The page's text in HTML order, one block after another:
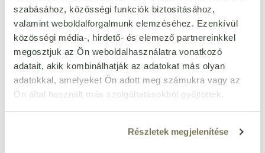
szabásához, közösségi funkciók biztosításához,
valamint weboldalforgalmunk elemzéséhez. Ezenkívül
közösségi média-, hirdető- és elemező partnereinkkel
megosztjuk az Ön weboldalhasználatra vonatkozó
adatait, akik kombinálhatják az adatokat más olyan
adatokkal, amelyeket Ön adott meg számukra vagy az
Ön által használt más szolgáltatásokból gyűjtöttek.
Részletek megjelenítése
nem leszel éhes fél óra múlva.
- Támogatja az izmaidat – edzés után vagy aktív napokon is
értelmezhető étkezés.
- Kevesebb „üres” kalória– alacsonyabb szénhidrát, tudatosabb
makrók.
- Gyors, de nem „junk”
– ugyanúgy 3–5 perc alatt kész, de a
tested is profitál belőle.
Ez egy gyors, okos döntés azoknak, akik a rohanó napokban sem
akarnak kompromisszumot kötni az életmódjuk rovására.